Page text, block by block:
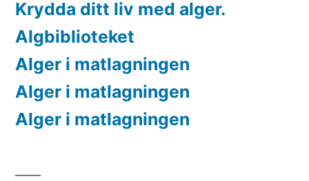
Krydda ditt liv med alger.
Algbiblioteket
Alger i matlagningen
Alger i matlagningen
Alger i matlagningen